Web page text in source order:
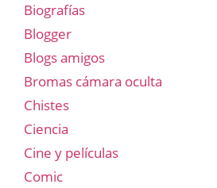
Biografías
Blogger
Blogs amigos
Bromas cámara oculta
Chistes
Ciencia
Cine y películas
Comic